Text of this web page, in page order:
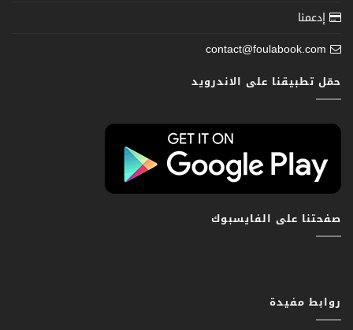
إدعمنا
contact@foulabook.com
حمّل تطبيقنا على الاندرويد
صفحتنا على الفايسبوك
روابط مفيدة